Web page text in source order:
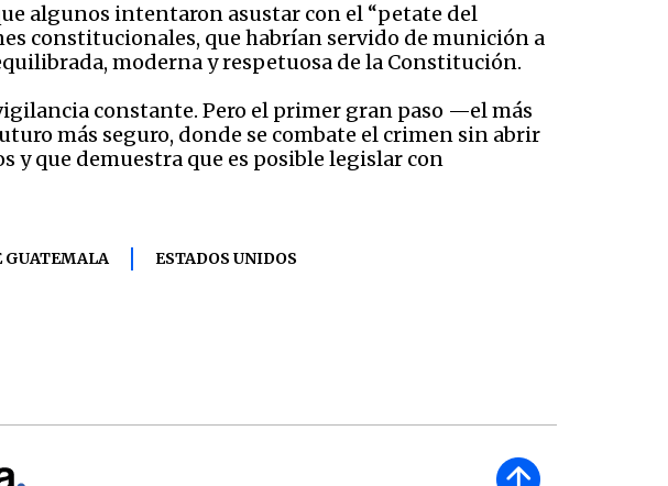
algunos intentaron asustar con el “petate del
constitucionales, que habrían servido de munición a
moderna y respetuosa de la Constitución.
constante. Pero el primer gran paso —el más
más seguro, donde se combate el crimen sin abrir
y que demuestra que es posible legislar con
GUATEMALA ESTADOS UNIDOS